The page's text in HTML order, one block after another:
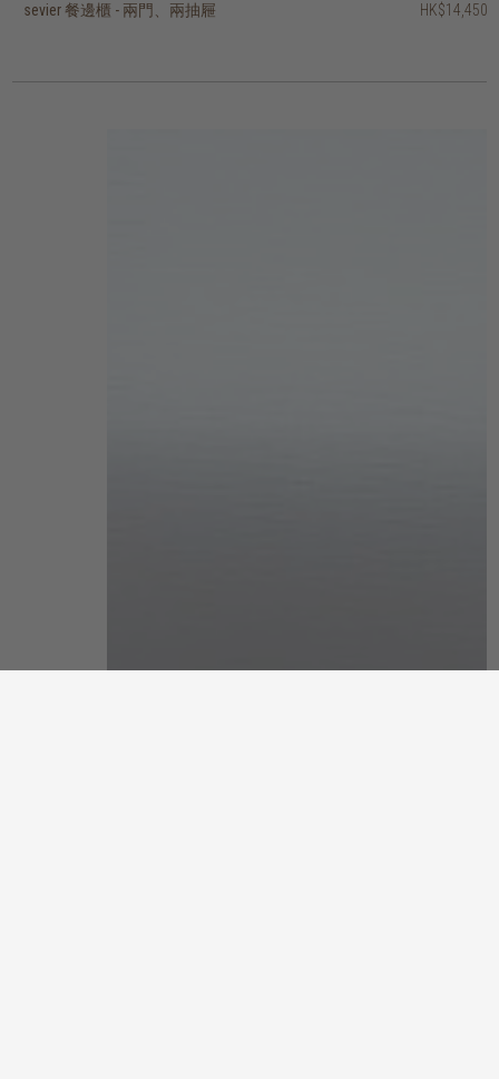
sevier 餐邊櫃 - 兩門、兩抽屜 HK$14,450
basic 餐邊櫃 - 四櫃門、四抽屜 HK$26,950
pillar 三門餐邊櫃 HK$26,950
pillar 兩門餐邊櫃 HK$19,450
stairs 三門餐邊櫃 HK$24,950
roller max 餐邊櫃- 兩趟門 HK$23,450
timba 餐邊櫃 - 四門、單開放式層架 HK$19,950
timba 餐邊櫃 - 三門、單開放式層架 HK$16,950
timba 兩門餐邊櫃、單開放層架 HK$12,950
ligna 餐邊櫃 - 三門、三抽屜 HK$29,950